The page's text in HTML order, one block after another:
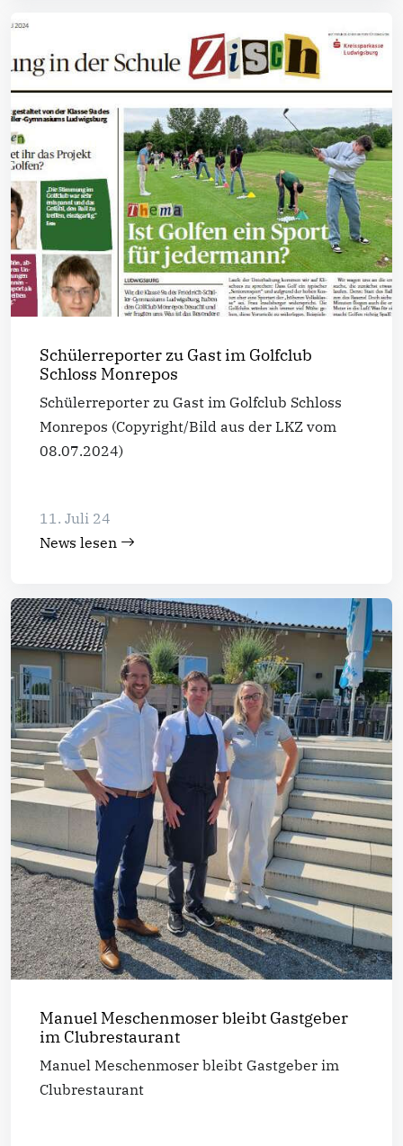
Schülerreporter zu Gast im Golfclub
Schloss Monrepos
Schülerreporter zu Gast im Golfclub Schloss
Monrepos (Copyright/Bild aus der LKZ vom
08.07.2024)
11. Juli 24
News lesen
Manuel Meschenmoser bleibt Gastgeber
im Clubrestaurant
Manuel Meschenmoser bleibt Gastgeber im
Clubrestaurant